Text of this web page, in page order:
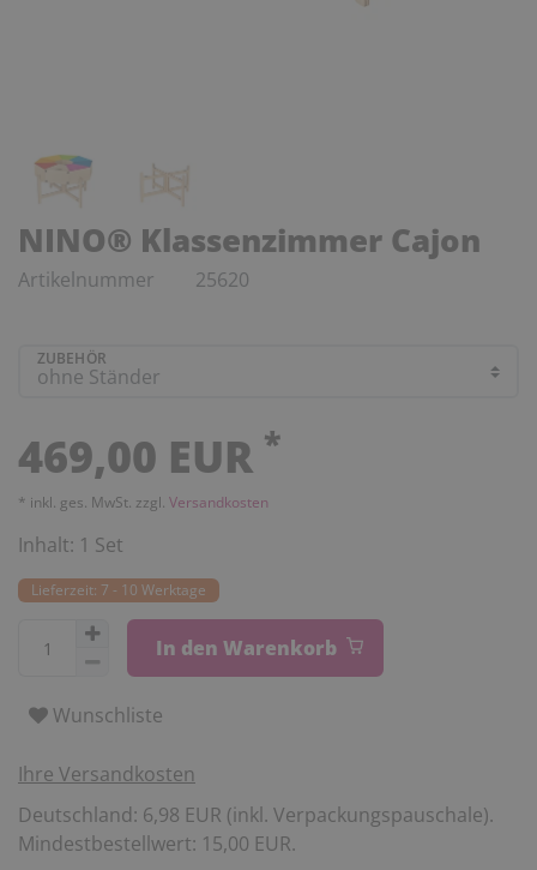
NINO® Klassenzimmer Cajon
Artikelnummer 25620
ZUBEHÖR
469,00 EUR *
* inkl. ges. MwSt. zzgl. Versandkosten
Inhalt: 1 Set
Lieferzeit: 7 - 10 Werktage
In den Warenkorb
Wunschliste
Ihre Versandkosten
Deutschland: 6,98 EUR (inkl. Verpackungspauschale).
Mindestbestellwert: 15,00 EUR.